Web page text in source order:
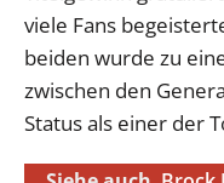
viele Fans
beiden wurde zu
zwischen den
Status als einer der